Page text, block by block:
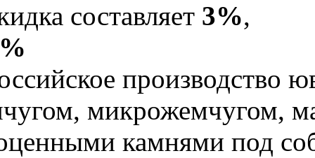
составляет 3%,
производство
микрожемчугом,
камнями под